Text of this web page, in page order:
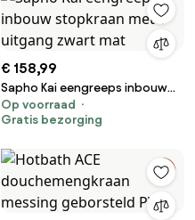
€ 158,99
Sapho Kai eengreeps inbouw
stopkraan met 1 uitgang zwart
mat
Op voorraad
Gratis bezorging